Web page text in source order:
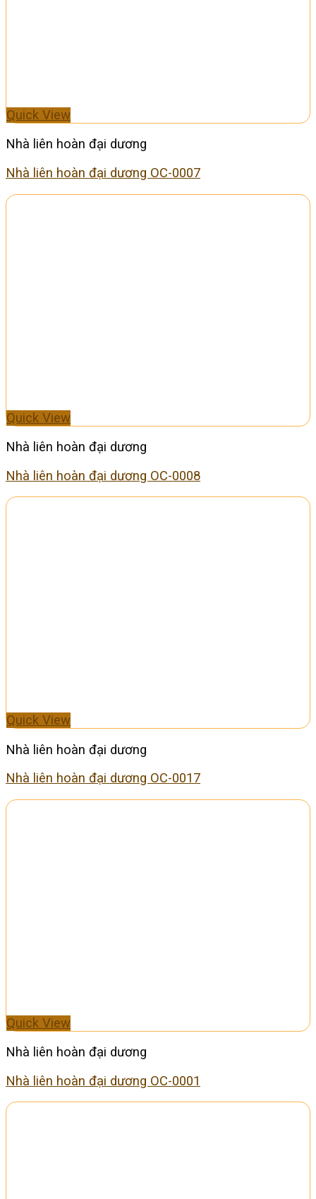
Quick View
Nhà liên hoàn đại dương
Nhà liên hoàn đại dương OC-0007
Quick View
Nhà liên hoàn đại dương
Nhà liên hoàn đại dương OC-0008
Quick View
Nhà liên hoàn đại dương
Nhà liên hoàn đại dương OC-0017
Quick View
Nhà liên hoàn đại dương
Nhà liên hoàn đại dương OC-0001